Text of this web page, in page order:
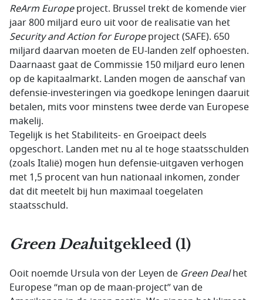
ReArm Europeproject. Brussel trekt de komende vier
jaar 800 miljard euro uit voor de realisatie van het
Security and Action for Europeproject (SAFE). 650
miljard daarvan moeten de EU-landen zelf ophoesten.
Daarnaast gaat de Commissie 150 miljard euro lenen
op de kapitaalmarkt. Landen mogen de aanschaf van
defensie-investeringen via goedkope leningen daaruit
betalen, mits voor minstens twee derde van Europese
makelij.
Tegelijk is het Stabiliteits- en Groeipact deels
opgeschort. Landen met nu al te hoge staatsschulden
(zoals Italië) mogen hun defensie-uitgaven verhogen
met 1,5 procent van hun nationaal inkomen, zonder
dat dit meetelt bij hun maximaal toegelaten
staatsschuld.
Green Dealuitgekleed (1)
Ooit noemde Ursula von der Leyen de Green Dealhet
Europese “man op de maan-project” van de